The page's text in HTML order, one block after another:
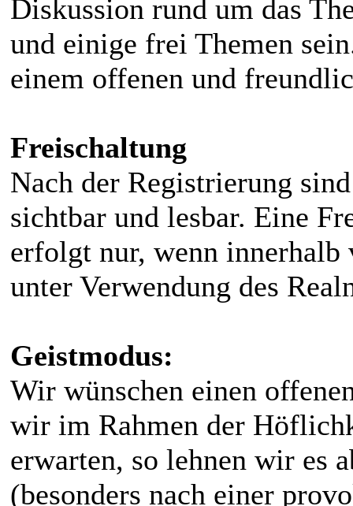
Diskussion rund um das
und einige frei Themen
einem offenen und
Freischaltung
Nach der Registrierung
sichtbar und lesbar. Eine
erfolgt nur, wenn innerhalb
unter Verwendung des
Geistmodus:
Wir wünschen einen
wir im Rahmen der
erwarten, so lehnen wir es
(besonders nach einer